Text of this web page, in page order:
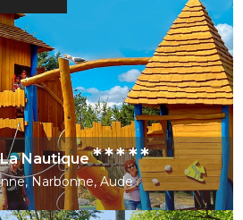
Nautique*****
Narbonne, Aude